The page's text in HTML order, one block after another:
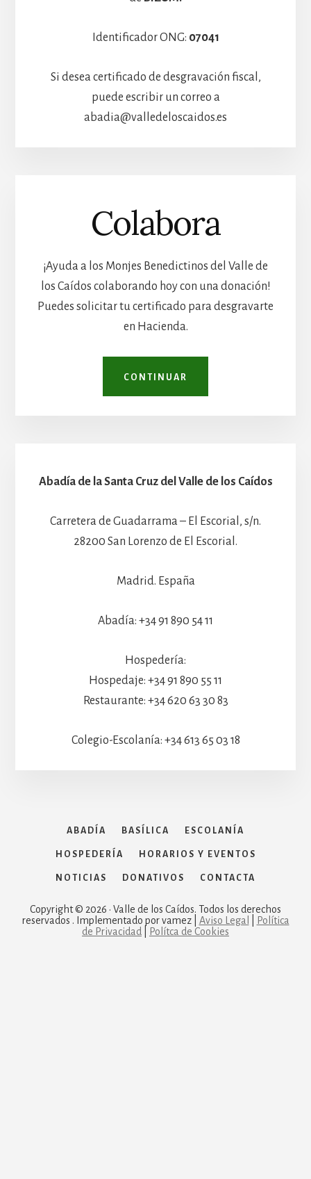
Identificador ONG: 07041
Si desea certificado de desgravación fiscal,
puede escribir un correo a
abadia@valledeloscaidos.es
Colabora
¡Ayuda a los Monjes Benedictinos del Valle de
los Caídos colaborando hoy con una donación!
Puedes solicitar tu certificado para desgravarte
en Hacienda.
CONTINUAR
Abadía de la Santa Cruz del Valle de los Caídos
Carretera de Guadarrama – El Escorial, s/n.
28200 San Lorenzo de El Escorial.
Madrid. España
Abadía: +34 91 890 54 11
Hospedería:
Hospedaje: +34 91 890 55 11
Restaurante: +34 620 63 30 83
Colegio-Escolanía: +34 613 65 03 18
ABADÍA BASÍLICA ESCOLANÍA
HOSPEDERÍA HORARIOS Y EVENTOS
NOTICIAS DONATIVOS CONTACTA
Copyright © 2026 · Valle de los Caídos. Todos los derechos
reservados . Implementado por vamez | Aviso Legal
Política
de Privacidad
Polítca de Cookies